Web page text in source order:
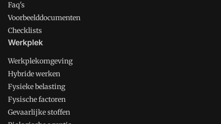
Faq's
Voorbeelddocumenten
Checklists
Werkplek
Werkplekomgeving
Hybride werken
Fysieke belasting
Fysische factoren
Gevaarlijke stoffen